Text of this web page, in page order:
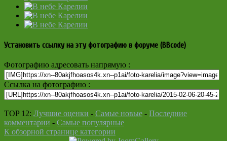
Установить ссылку на эту фотографию в форуме (BBcode)
Фотографию адресовать напрямую :
Ссылка на фотографию :
TOP 12: Лучшие оценки - Самые новые - Последние
комментарии - Самые популярные
К обзорной странице категории